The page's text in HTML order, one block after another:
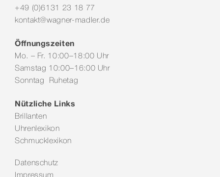
+49 (0)6131 23 18 77
kontakt@wagner-madler.de
Öffnungszeiten
Mo. – Fr. 10:00–18:00 Uhr
Samstag 10:00–16:00 Uhr
Sonntag Ruhetag
Nützliche Links
Brillanten
Uhrenlexikon
Schmucklexikon
Datenschutz
Impressum